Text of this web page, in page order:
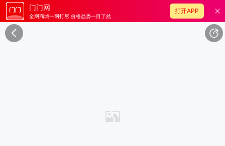
门门网
全网商城一网打尽 价格趋势一目了然
打开APP